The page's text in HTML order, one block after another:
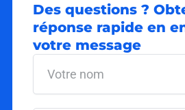
Des questions ?
réponse rapide en
votre message
nom